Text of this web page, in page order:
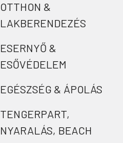
OTTHON &
LAKBERENDEZÉS
ESERNYŐ &
ESŐVÉDELEM
EGÉSZSÉG & ÁPOLÁS
TENGERPART,
NYARALÁS, BEACH